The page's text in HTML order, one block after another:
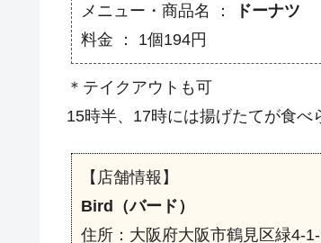
メニュー・商品名 ：
ドーナツ
料金 ： 1個194円
＊テイクアウトも可
15時半、17時には揚げたてが食べ
【店舗情報】
Bird（バード）
住所：大阪府大阪市鶴見区緑4-